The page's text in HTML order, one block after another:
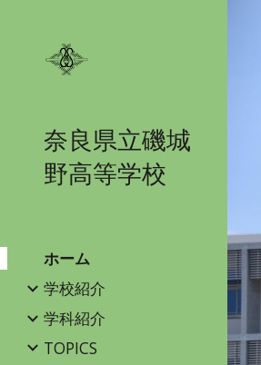
奈良県立磯城
野高等学校
ホーム
学校紹介
学科紹介
TOPICS